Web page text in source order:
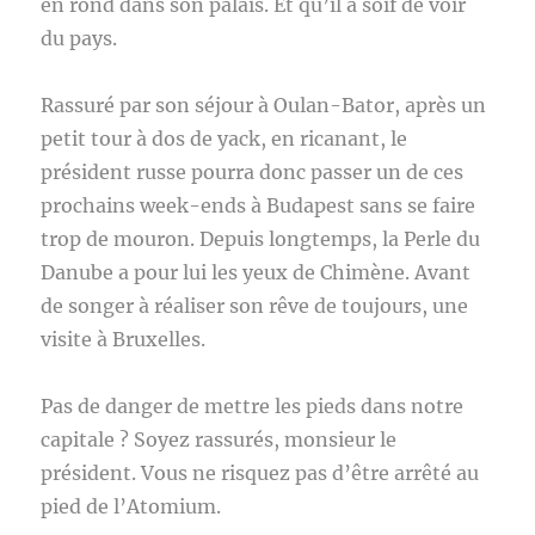
en rond dans son palais. Et qu’il a soif de voir
du pays.
Rassuré par son séjour à Oulan-Bator, après un
petit tour à dos de yack, en ricanant, le
président russe pourra donc passer un de ces
prochains week-ends à Budapest sans se faire
trop de mouron. Depuis longtemps, la Perle du
Danube a pour lui les yeux de Chimène. Avant
de songer à réaliser son rêve de toujours, une
visite à Bruxelles.
Pas de danger de mettre les pieds dans notre
capitale ? Soyez rassurés, monsieur le
président. Vous ne risquez pas d’être arrêté au
pied de l’Atomium.